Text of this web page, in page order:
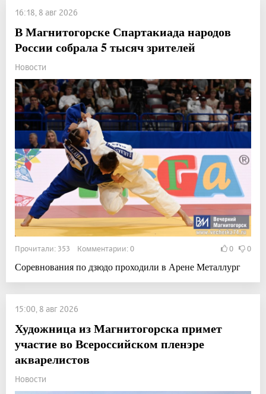
16:18, 8 авг 2026
В Магнитогорске Спартакиада народов
России собрала 5 тысяч зрителей
Новости
Прочитали: 353 Комментарии: 0 0 0
Соревнования по дзюдо проходили в Арене Металлург
15:00, 8 авг 2026
Художница из Магнитогорска примет
участие во Всероссийском пленэре
акварелистов
Новости